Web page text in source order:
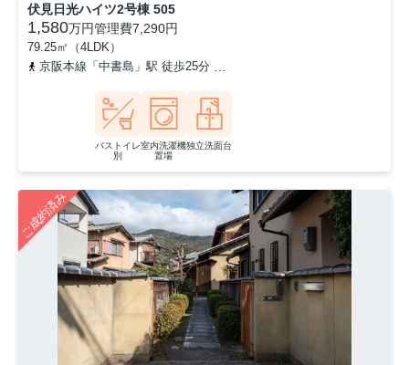
伏見日光ハイツ2号棟 505
1,580万円管理費7,290円
79.25㎡（4LDK）
京阪本線「中書島」駅 徒歩25分
バストイレ
別
室内洗濯機
置場
独立洗面台
ご成約済み